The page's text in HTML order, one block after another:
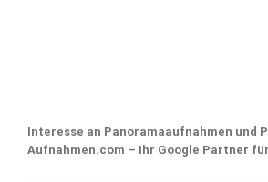
Interesse an Panoramaaufnahmen und
Aufnahmen.com – Ihr Google Partner